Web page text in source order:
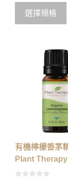
t
5
選擇規格
有機檸檬香茅
Plant Therapy